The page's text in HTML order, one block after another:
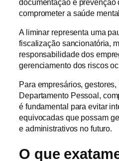
documentação e prevenção
comprometer a saúde
A liminar representa uma
fiscalização sancionatória,
responsabilidade dos
gerenciamento dos riscos
Para empresários,
Departamento Pessoal,
é fundamental para evitar
equivocadas que possam
e administrativos no futuro.
O que